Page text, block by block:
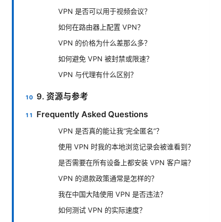
VPN 是否可以用于视频会议？
如何在路由器上配置 VPN？
VPN 的价格为什么差那么多？
如何避免 VPN 被封禁或限速？
VPN 与代理有什么区别？
9. 资源与参考
Frequently Asked Questions
VPN 是否真的能让我“完全匿名”？
使用 VPN 时我的本地浏览记录会被谁看到？
是否需要在所有设备上都安装 VPN 客户端？
VPN 的退款政策通常是怎样的？
我在中国大陆使用 VPN 是否违法？
如何测试 VPN 的实际速度？